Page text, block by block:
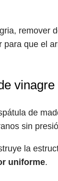
remover
para que el
vinagre
de
sin
la
uniforme.